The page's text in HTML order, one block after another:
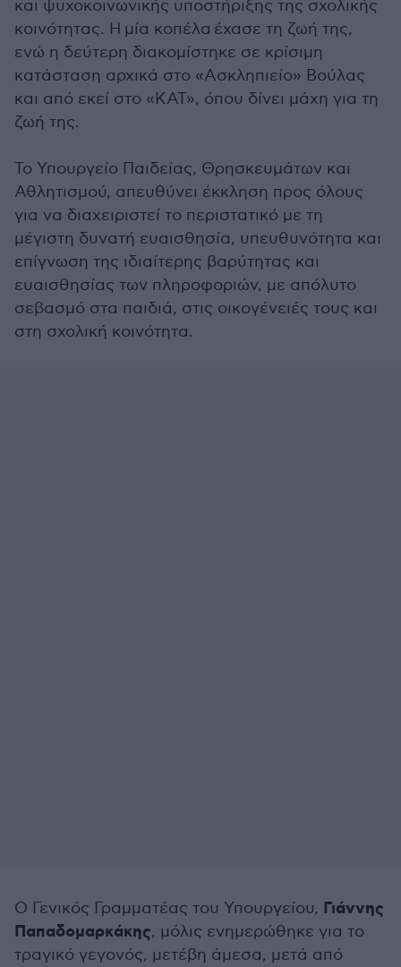
και ψυχοκοινωνικής υποστήριξης της σχολικής
κοινότητας. Η μία κοπέλα έχασε τη ζωή της,
ενώ η δεύτερη διακομίστηκε σε κρίσιμη
κατάσταση αρχικά στο «Ασκληπιείο» Βούλας
και από εκεί στο «ΚΑΤ», όπου δίνει μάχη για τη
ζωή της.
Το Υπουργείο Παιδείας, Θρησκευμάτων και
Αθλητισμού, απευθύνει έκκληση προς όλους
για να διαχειριστεί το περιστατικό με τη
μέγιστη δυνατή ευαισθησία, υπευθυνότητα και
επίγνωση της ιδιαίτερης βαρύτητας και
ευαισθησίας των πληροφοριών, με απόλυτο
σεβασμό στα παιδιά, στις οικογένειές τους και
στη σχολική κοινότητα.
Ο Γενικός Γραμματέας του Υπουργείου, Γιάννης
Παπαδομαρκάκης, μόλις ενημερώθηκε για το
τραγικό γεγονός, μετέβη άμεσα, μετά από